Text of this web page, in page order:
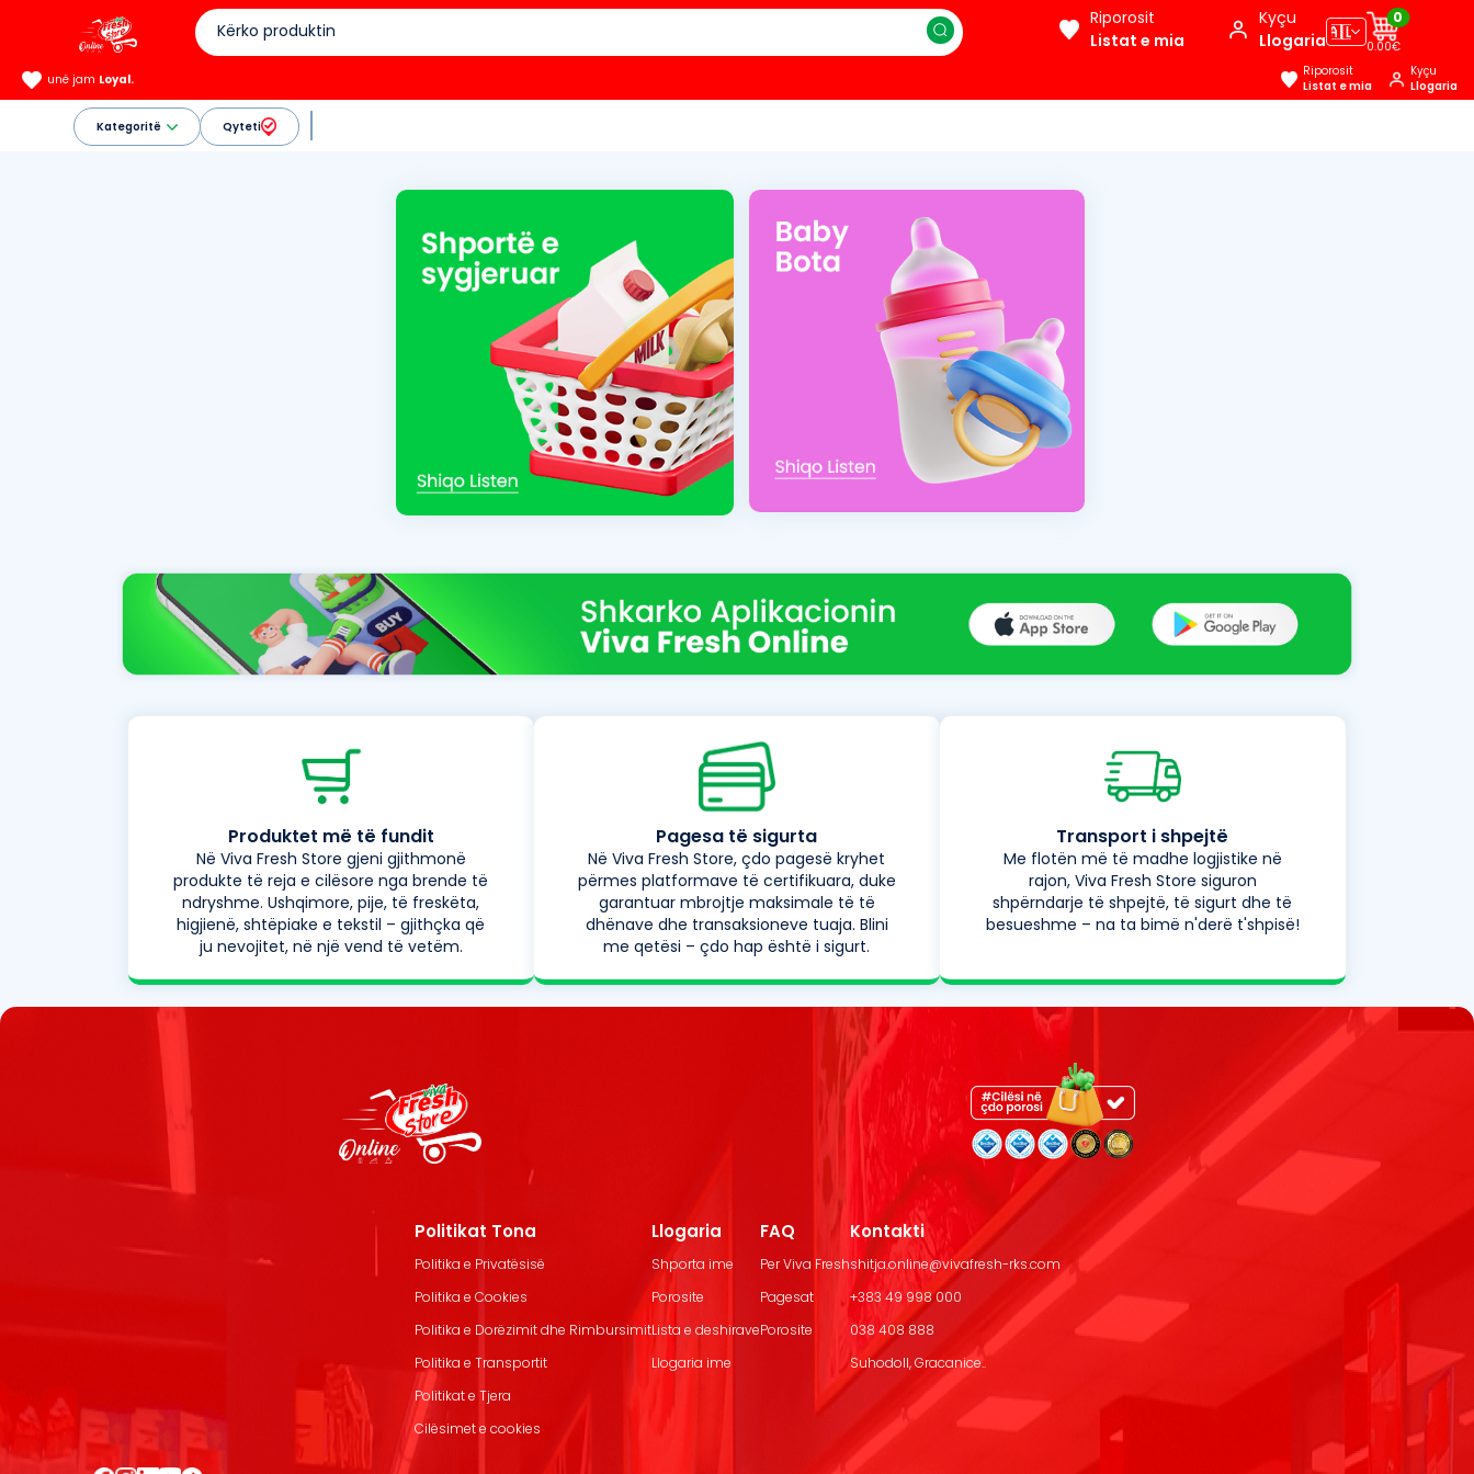
Riporosit
Listat e mia
Kyçu
Llogaria🇦🇱
0
0.00€
unë jam Loyal.
Riporosit
Listat e mia
Kyçu
Llogaria
Kategoritë Qyteti
Produktet më të fundit
Në Viva Fresh Store gjeni gjithmonë
produkte të reja e cilësore nga brende të
ndryshme. Ushqimore, pije, të freskëta,
higjienë, shtëpiake e tekstil – gjithçka që
ju nevojitet, në një vend të vetëm.
Pagesa të sigurta
Në Viva Fresh Store, çdo pagesë kryhet
përmes platformave të certifikuara, duke
garantuar mbrojtje maksimale të të
dhënave dhe transaksioneve tuaja. Blini
me qetësi – çdo hap është i sigurt.
Transport i shpejtë
Me flotën më të madhe logjistike në
rajon, Viva Fresh Store siguron
shpërndarje të shpejtë, të sigurt dhe të
besueshme – na ta bimë n'derë t'shpisë!
Politikat Tona
Politika e Privatësisë
Politika e Cookies
Politika e Dorëzimit dhe Rimbursimit
Politika e Transportit
Politikat e Tjera
Cilësimet e cookies
Llogaria
Shporta ime
Porosite
Lista e deshirave
Llogaria ime
FAQ
Per Viva Fresh
Pagesat
Porosite
Kontakti
shitja.online@vivafresh-rks.com
+383 49 998 000
038 408 888
Suhodoll, Gracanice..